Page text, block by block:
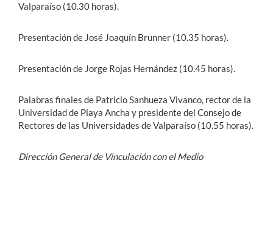
Valparaíso (10.30 horas).
Presentación de José Joaquín Brunner (10.35 horas).
Presentación de Jorge Rojas Hernández (10.45 horas).
Palabras finales de Patricio Sanhueza Vivanco, rector de la
Universidad de Playa Ancha y presidente del Consejo de
Rectores de las Universidades de Valparaíso (10.55 horas).
Dirección General de Vinculación con el Medio